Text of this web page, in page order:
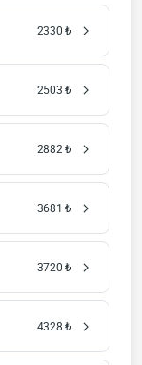
2330 ₺
2503 ₺
2882 ₺
3681 ₺
3720 ₺
4328 ₺